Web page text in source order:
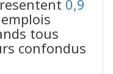
0,9
tous
confondus